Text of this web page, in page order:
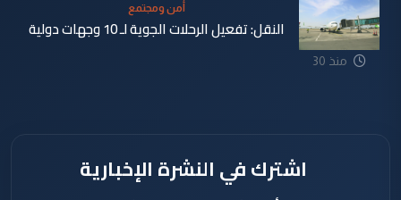
منذ 12
دقيقةمنذ 30
أمن ومجتمع
النقل: تفعيل الرحلات الجوية لـ 10 وجهات دولية
اشترك في النشرة الإخبارية